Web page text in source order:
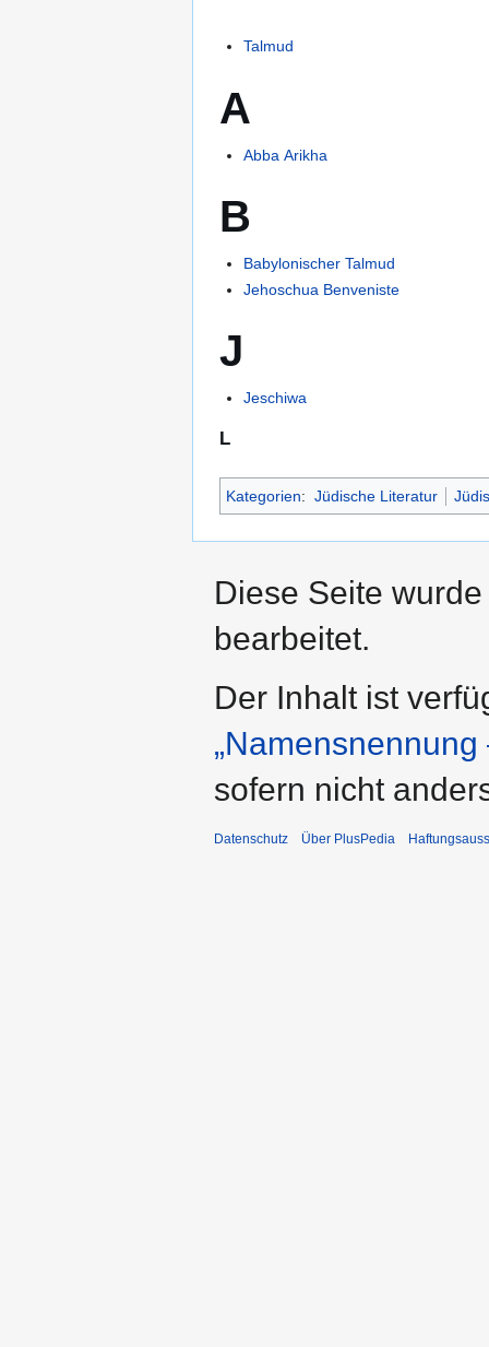
Talmud
A
Abba Arikha
B
Babylonischer Talmud
Jehoschua Benveniste
J
Jeschiwa
L
Kategorien: Jüdische Literatur
Diese Seite
bearbeitet.
Der Inhalt ist
sofern nicht
Datenschutz Über PlusPedia